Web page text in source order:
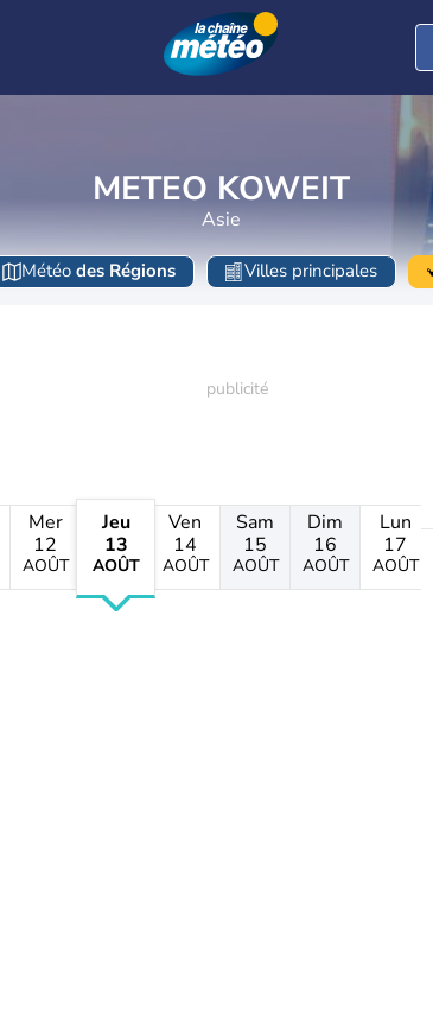
METEO KOWEIT
Asie
Météo des Régions Villes principales
Mer
12
AOÛT
Jeu
13
AOÛT
Ven
14
AOÛT
Sam
15
AOÛT
Dim
16
AOÛT
Lun
17
AOÛT